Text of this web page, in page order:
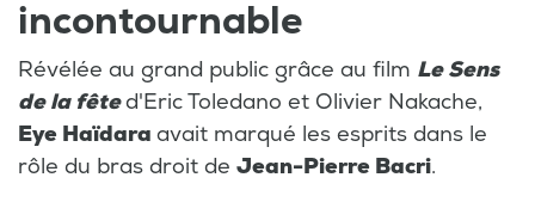
incontournable
Révélée au grand public grâce au film Le Sens
de la fêted'Eric Toledano et Olivier Nakache,
Eye Haïdara avait marqué les esprits dans le
rôle du bras droit de Jean-Pierre Bacri.